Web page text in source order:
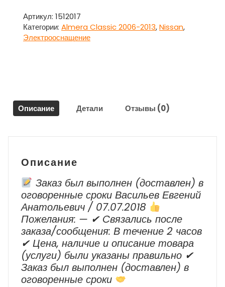
управления
двигателем
(ЭБУ
Классик
/
2013
Артикул: 1512017
Категории: Almera Classic 2006-2013,Nissan,
Электрооснащение
Описание Детали Отзывы (0)
Описание
Заказ был выполнен (доставлен) в
оговоренные сроки Васильев Евгений
Анатольевич / 07.07.2018
Пожелания: — ✔ Cвязались после
заказа/сообщения: В течение 2 часов
✔ Цена, наличие и описание товара
(услуги) были указаны правильно ✔
Заказ был выполнен (доставлен) в
оговоренные сроки